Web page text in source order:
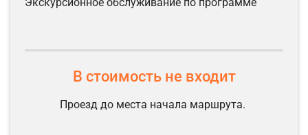
В стоимость не входит
Проезд до места начала маршрута.